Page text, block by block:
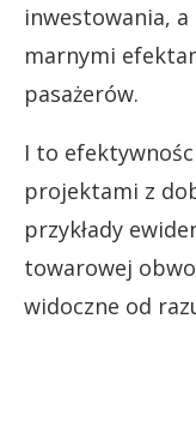
inwestowania,
marnymi
pasażerów.
I to
projektami z
przykłady
towarowej
widoczne od